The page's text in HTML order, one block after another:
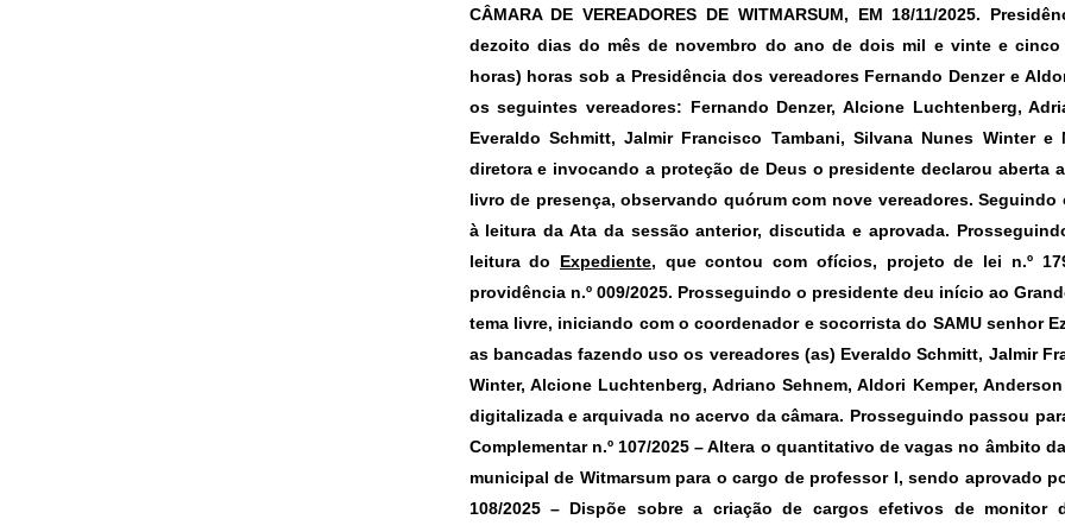
CÂMARA DE VEREADORES DE WITMARSUM, EM 18/11/2025.
dezoito dias do mês de novembro do ano de dois mil e vinte e cinco
horas) horas sob a Presidência dos vereadores Fernando Denzer e
os seguintes vereadores: Fernando Denzer, Alcione Luchtenberg,
Everaldo Schmitt, Jalmir Francisco Tambani, Silvana Nunes Winter
diretora e invocando a proteção de Deus o presidente declarou aberta
livro de presença, observando quórum com nove vereadores.
à leitura da Ata da sessão anterior, discutida e aprovada.
leitura do Expediente, que contou com ofícios, projeto de lei n.º
providência n.º 009/2025. Prosseguindo o presidente deu início ao
tema livre, iniciando com o coordenador e socorrista do SAMU senhor
as bancadas fazendo uso os vereadores (as) Everaldo Schmitt, Jalmir
Winter, Alcione Luchtenberg, Adriano Sehnem, Aldori Kemper,
digitalizada e arquivada no acervo da câmara. Prosseguindo passou
Complementar n.º 107/2025– Altera o quantitativo de vagas no âmbito
municipal de Witmarsum para o cargo de professor I, sendo aprovado
108/2025– Dispõe sobre a criação de cargos efetivos de monitor